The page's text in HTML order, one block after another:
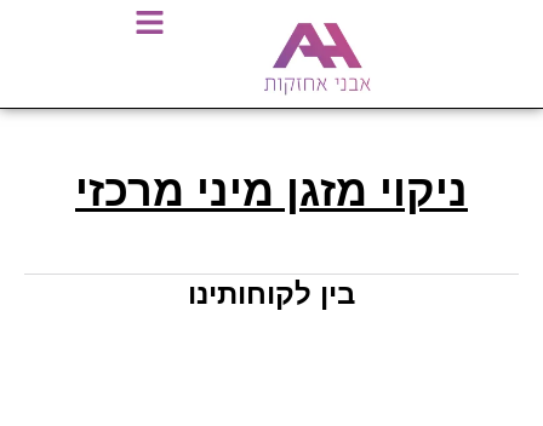
ניקוי מזגן מיני מרכזי
בין לקוחותינו